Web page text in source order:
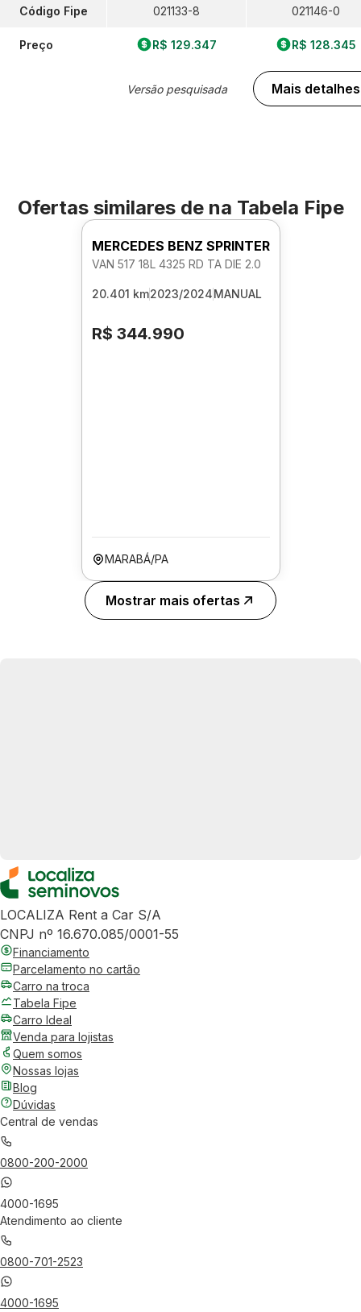
Código Fipe
Preço
021133-8
R$ 129.347
Versão pesquisada
021146-0
R$ 128.345
Mais detalhes
Ofertas similares de na Tabela Fipe
MERCEDES BENZ SPRINTER
VAN 517 18L 4325 RD TA DIE 2.0
20.401 km2023/2024MANUAL
R$ 344.990
MARABÁ/PA
Mostrar mais ofertas
LOCALIZA Rent a Car S/A
CNPJ nº 16.670.085/0001-55
Financiamento
Parcelamento no cartão
Carro na troca
Tabela Fipe
Carro Ideal
Venda para lojistas
Quem somos
Nossas lojas
Blog
Dúvidas
Central de vendas
0800-200-2000
4000-1695
Atendimento ao cliente
0800-701-2523
4000-1695